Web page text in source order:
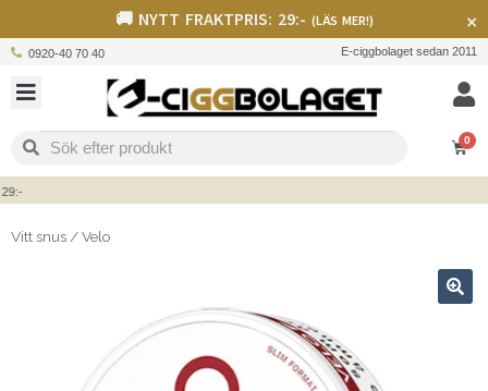
🚚 NYTT FRAKTPRIS: 29:- (LÄS MER!) ×
0920-40 70 40 E-ciggbolaget sedan 2011
0
Vitt snus /Velo